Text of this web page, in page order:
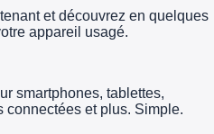
et découvrez en quelques
appareil usagé.
smartphones, tablettes,
connectées et plus. Simple.